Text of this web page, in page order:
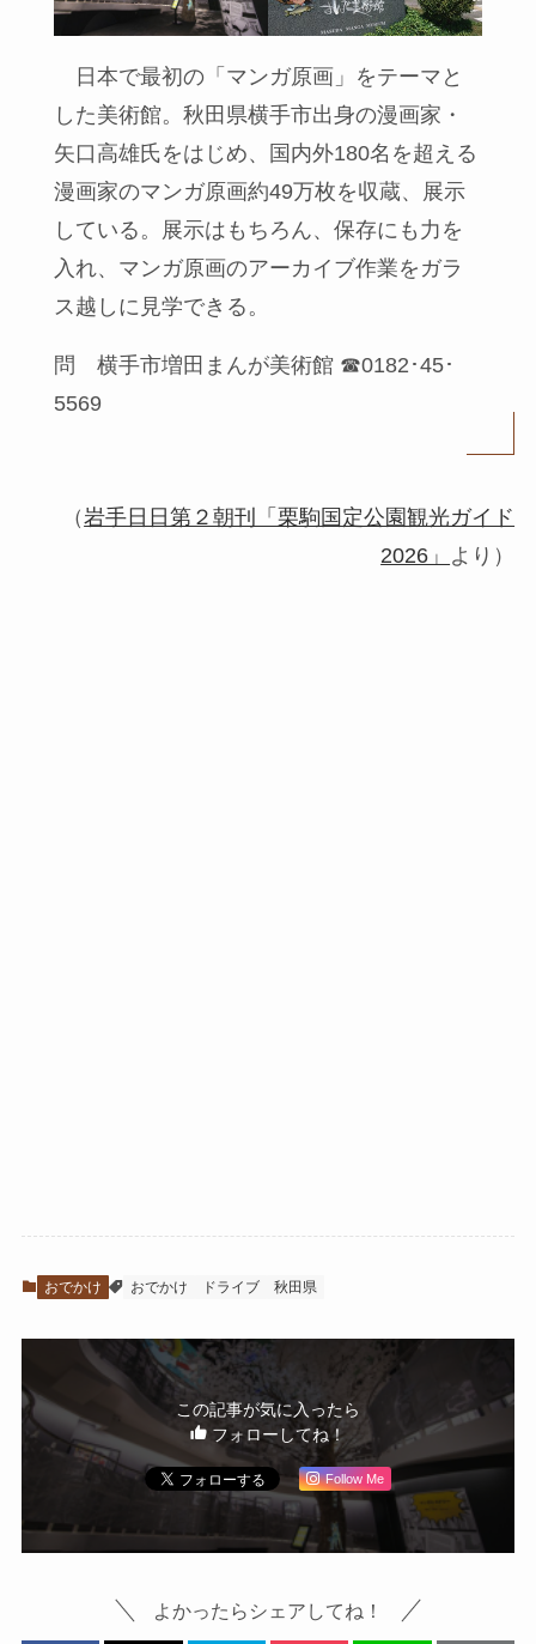
日本で最初の「マンガ原画」をテーマと
した美術館。秋田県横手市出身の漫画家・
矢口高雄氏をはじめ、国内外180名を超える
漫画家のマンガ原画約49万枚を収蔵、展示
している。展示はもちろん、保存にも力を
入れ、マンガ原画のアーカイブ作業をガラ
ス越しに見学できる。
問 横手市増田まんが美術館 ☎0182･45･
5569
（岩手日日第２朝刊「栗駒国定公園観光ガイド
2026」 より）
おでかけ おでかけ ドライブ 秋田県
この記事が気に入ったら
フォローしてね！
Follow Me
よかったらシェアしてね！